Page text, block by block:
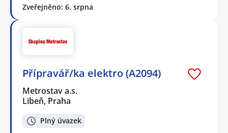
Zveřejněno: 6. srpna
Přípravář/ka elektro (A2094)
Metrostav a.s.
Libeň, Praha
Plný úvazek